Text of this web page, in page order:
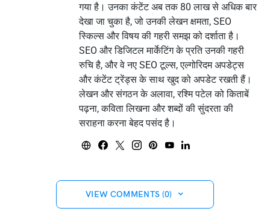
गया है। उनका कंटेंट अब तक 80 लाख से अधिक बार
देखा जा चुका है, जो उनकी लेखन क्षमता, SEO
स्किल्स और विषय की गहरी समझ को दर्शाता है।
SEO और डिजिटल मार्केटिंग के प्रति उनकी गहरी
रुचि है, और वे नए SEO टूल्स, एल्गोरिदम अपडेट्स
और कंटेंट ट्रेंड्स के साथ खुद को अपडेट रखती हैं।
लेखन और संगठन के अलावा, रश्मि पटेल को किताबें
पढ़ना, कविता लिखना और शब्दों की सुंदरता की
सराहना करना बेहद पसंद है।
VIEW COMMENTS (0)